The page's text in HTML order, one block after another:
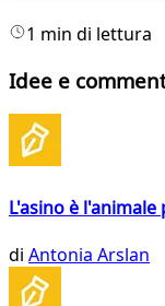
1 min di lettura
Idee e
L'asino è
di Antonia Arslan